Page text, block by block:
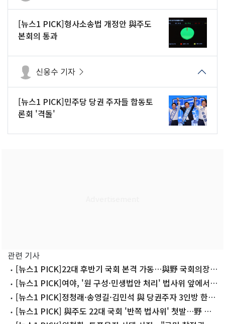
[뉴스1 PICK]형사소송법 개정안 與주도
본회의 통과
신웅수 기자
[뉴스1 PICK]민주당 당권 주자들 합동토
론회 '격돌'
관련 기사
[뉴스1 PICK]22대 후반기 국회 본격 가동…與野 국회의장과
현충원 참배
[뉴스1 PICK]여야, '원 구성·민생법안 처리' 법사위 앞에서
대치 격화
[뉴스1 PICK]정청래·송영길·김민석 與 당권주자 3인방 한
자리에
[뉴스1 PICK] 與주도 22대 국회 '반쪽 법사위' 첫발…野 불